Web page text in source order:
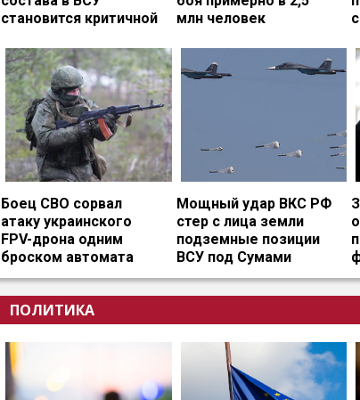
становится критичной
млн человек
Боец СВО сорвал
атаку украинского
FPV-дрона одним
броском автомата
Мощный удар ВКС РФ
стер с лица земли
подземные позиции
ВСУ под Сумами
ПОЛИТИКА